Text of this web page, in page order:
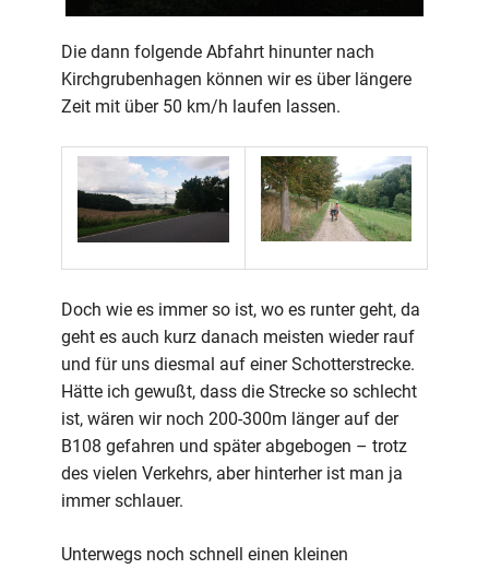
Die dann folgende Abfahrt hinunter nach
Kirchgrubenhagen können wir es über längere
Zeit mit über 50 km/h laufen lassen.
Doch wie es immer so ist, wo es runter geht, da
geht es auch kurz danach meisten wieder rauf
und für uns diesmal auf einer Schotterstrecke.
Hätte ich gewußt, dass die Strecke so schlecht
ist, wären wir noch 200-300m länger auf der
B108 gefahren und später abgebogen – trotz
des vielen Verkehrs, aber hinterher ist man ja
immer schlauer.
Unterwegs noch schnell einen kleinen